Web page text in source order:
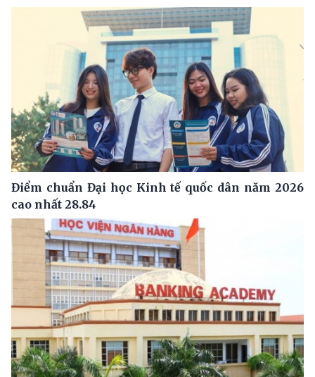
Điểm chuẩn Đại học Kinh tế quốc dân năm 2026
cao nhất 28.84